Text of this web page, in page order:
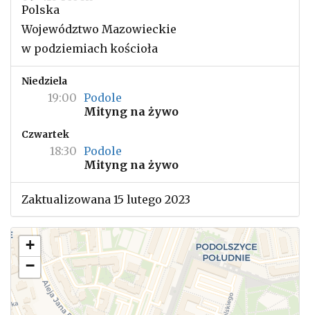
Polska
Województwo Mazowieckie
w podziemiach kościoła
Niedziela
19:00 Podole
Mityng na żywo
Czwartek
18:30 Podole
Mityng na żywo
Zaktualizowana 15 lutego 2023
+
−